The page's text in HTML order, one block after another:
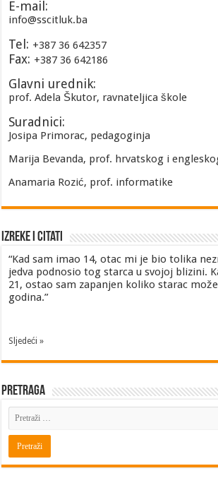
E-mail:
info@sscitluk.ba
Tel: +387 36 642357
Fax: +387 36 642186
Glavni urednik:
prof. Adela Škutor, ravnateljica škole
Suradnici:
Josipa Primorac, pedagoginja
Marija Bevanda, prof. hrvatskog i
Anamaria Rozić, prof. informatike
Izreke i Citati
“Kad sam imao 14, otac mi je bio tolika
jedva podnosio tog starca u svojoj blizini.
21, ostao sam zapanjen koliko starac
godina.”
Sljedeći »
Pretraga